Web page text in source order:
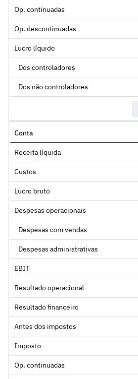
Op. continuadas
Op. descontinuadas
Lucro líquido
Dos controladores
Dos não controladores
Conta
Receita líquida
Custos
Lucro bruto
Despesas operacionais
Despesas com vendas
Despesas administrativas
EBIT
Resultado operacional
Resultado financeiro
Antes dos impostos
Imposto
Op. continuadas